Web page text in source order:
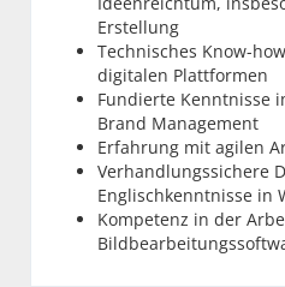
Erstellung
Technisches Know-
digitalen Plattformen
Fundierte Kenntnisse
Brand Management
Erfahrung mit agilen
Verhandlungssichere
Englischkenntnisse in
Kompetenz in der